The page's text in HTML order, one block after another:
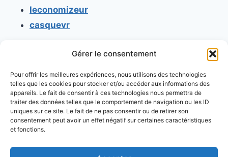
Gérer le consentement
Pour offrir les meilleures expériences, nous utilisons des technologies
telles que les cookies pour stocker et/ou accéder aux informations des
appareils. Le fait de consentir à ces technologies nous permettra de
traiter des données telles que le comportement de navigation ou les ID
uniques sur ce site. Le fait de ne pas consentir ou de retirer son
consentement peut avoir un effet négatif sur certaines caractéristiques
et fonctions.
leconomizeur
casquevr
Mentions légales
Conditions générales d'utilisation
Conditions générales de vente
Politique de cookies
Politique de confidentialité